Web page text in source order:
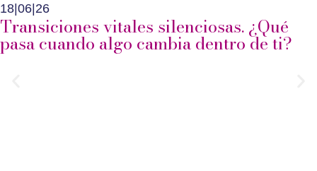
18|06|26
Transiciones vitales silenciosas. ¿Qué
pasa cuando algo cambia dentro de ti?